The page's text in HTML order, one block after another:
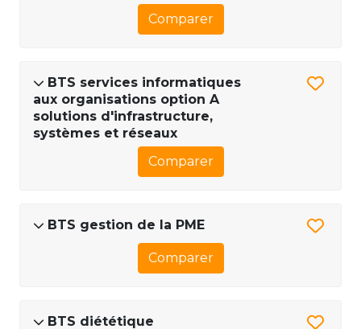
Comparer
BTS services informatiques
aux organisations option A
solutions d'infrastructure,
systèmes et réseaux
Comparer
BTS gestion de la PME
Comparer
BTS diététique